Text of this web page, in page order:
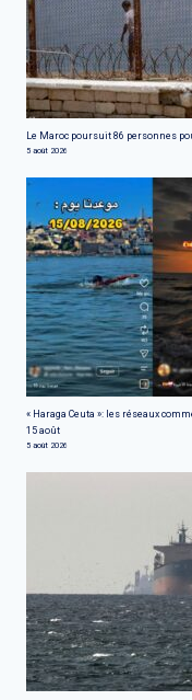
Le Maroc poursuit 86 personnes
5 août 2026
« Haraga Ceuta »: les réseaux
15 août
5 août 2026